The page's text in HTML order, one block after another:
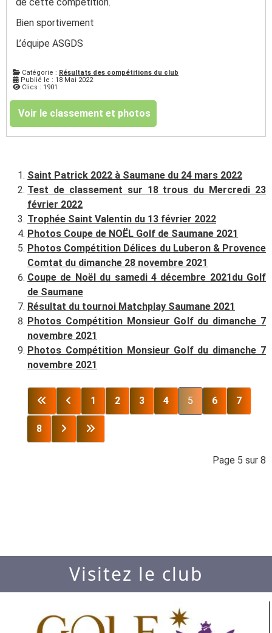
Bien sportivement
L’équipe ASGDS
Catégorie : Résultats des compétitions du club
Publié le : 18 Mai 2022
Clics : 1901
Voir le classement et photos
Saint Patrick 2022 à Saumane du 24 mars 2022
Test de classement sur 18 trous du Mercredi 23
février 2022
Trophée Saint Valentin du 13 février 2022
Photos Coupe de NOËL Golf de Saumane 2021
Photos Compétition Délices du Luberon & Provence
Comtat du dimanche 28 novembre 2021
Coupe de Noël du samedi 4 décembre 2021du Golf
de Saumane
Résultat du tournoi Matchplay Saumane 2021
Photos Compétition Monsieur Golf du dimanche 7
novembre 2021
Photos Compétition Monsieur Golf du dimanche 7
novembre 2021
Page 5 sur 8
1 2 3 4 5 6 7
8
Visitez le club